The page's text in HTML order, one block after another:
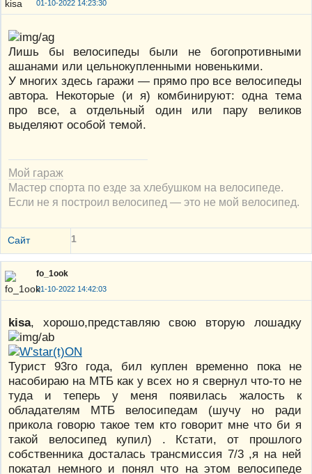
01-10-2022 14:23:30
Лишь бы велосипеды были не богопротивными
ашанами или цельнокупленными новенькими.
У многих здесь гаражи — прямо про все велосипеды
автора. Некоторые (и я) комбинируют: одна тема
про все, а отдельный один или пару великов
выделяют особой темой.
Мой гараж
Мастер спорта по езде за хлебушком на велосипеде.
Если не я построил велосипед — это не мой велосипед.
Сайт 1
fo_1ook
01-10-2022 14:42:03
kisa, хорошо,представляю свою вторую лошадку
Турист 93го года, бил куплен временно пока не
насобираю на МТБ как у всех но я свернул что-то не
туда и теперь у меня появилась жалость к
обладателям МТБ велосипедам (шучу но ради
прикола говорю такое тем кто говорит мне что би я
такой велосипед купил) . Кстати, от прошлого
собственника досталась трансмиссия 7/3 ,я на ней
покатал немного и понял что на этом велосипеде